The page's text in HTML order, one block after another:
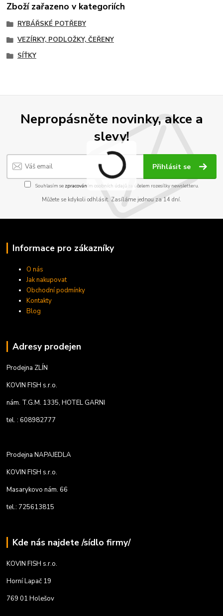
Zboží zařazeno v kategoriích
RYBÁŘSKÉ POTŘEBY
VEZÍRKY, PODLOŽKY, ČEŘENY
SÍŤKY
Nepropásněte novinky, akce a
slevy!
Přihlásit se
Souhlasím se zpracováním osobních údajůza účelem rozesílky newsletteru.
Můžete se kdykoli odhlásit. Zasíláme jednou za 14 dní.
Informace pro zákazníky
O nás
Jak nakupovat
Obchodní podmínky
Kontakty
Blog
Adresy prodejen
Prodejna ZLÍN
KOVIN FISH s.r.o.
nám. T.G.M. 1335, HOTEL GARNI
tel. : 608982777
Prodejna NAPAJEDLA
KOVIN FISH s.r.o.
Masarykovo nám. 66
tel.: 725613815
Kde nás najdete /sídlo firmy/
KOVIN FISH s.r.o.
Horní Lapač 19
769 01 Holešov